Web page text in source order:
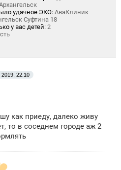
удачное ЭКО: АваКлиник
Суфтина 18
у вас детей: 2
2019, 22:10
как приеду, далеко живу
то в соседнем городе аж 2